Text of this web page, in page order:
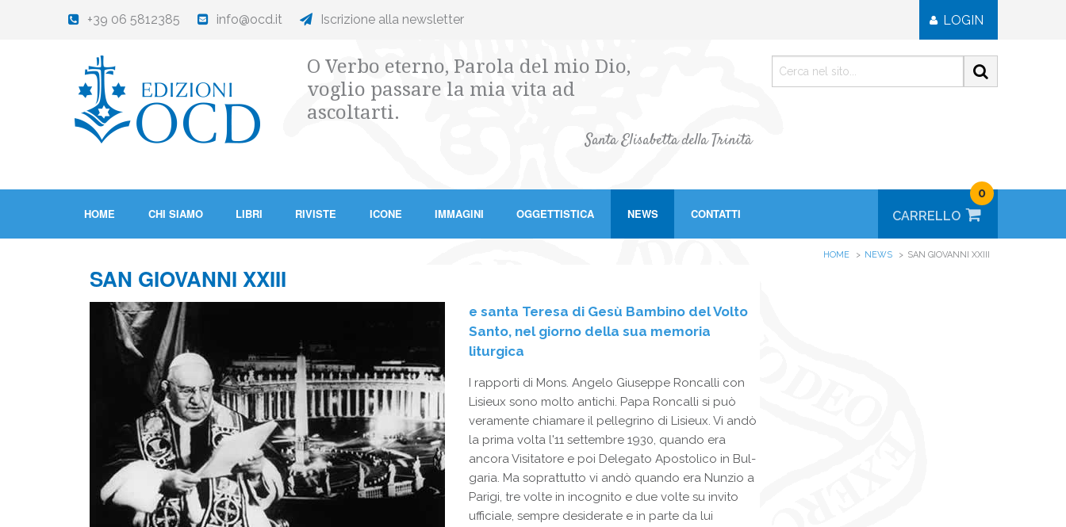
+39 06 5812385 info@ocd.it Iscrizione alla newsletter LOGIN
O Verbo eterno, Parola del mio Dio,
voglio passare la mia vita ad
ascoltarti.
Santa Elisabetta della Trinità
HOME CHI SIAMO LIBRI RIVISTE ICONE IMMAGINI OGGETTISTICA NEWS CONTATTI
0
HOME NEWS SAN GIOVANNI XXIII
SAN GIOVANNI XXIII
e santa Teresa di Gesù Bambino del Volto
Santo, nel giorno della sua memoria
liturgica
I rapporti di Mons. Angelo Giuseppe Roncalli con
Lisieux sono molto antichi. Papa Roncalli si può
veramente chiamare il pellegrino di Lisieux. Vi andò
la prima volta l'11 settembre 1930, quando era
ancora Visitatore e poi Delegato Apostolico in Bul­
garia. Ma soprattutto vi andò quando era Nunzio a
Parigi, tre volte in incognito e due volte su invito
ufficiale, sempre desiderate e in parte da lui